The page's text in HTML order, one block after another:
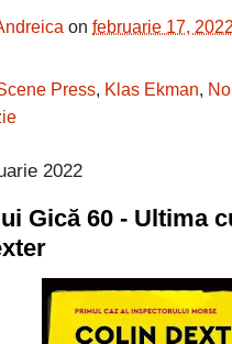
on februarie 17,
Press, Klas Ekman,
2022
Gică 60 - Ultima